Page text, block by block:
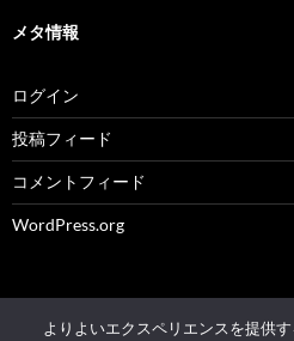
メタ情報
ログイン
投稿フィード
コメントフィード
WordPress.org
よりよいエクスペリエンスを提供